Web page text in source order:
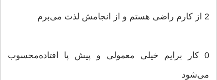
2 از كارم‌ راضی‌ هستم‌ و از انجامش‌ لذت‌ می‌برم‌
0 كار برایم‌ خیلی‌ معمولی‌ و پیش‌ پا افتاده‌محسوب‌
می‌شود